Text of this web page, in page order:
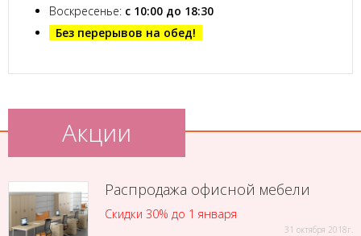
Воскресенье: с 10:00 до 18:30
Без перерывов на обед!
Акции
Распродажа офисной мебели
Скидки 30% до 1 января
31 октября 2018г.